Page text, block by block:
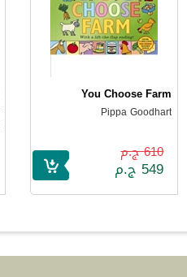
You Choose Farm
Pippa Goodhart
610 ج.م
549 ج.م